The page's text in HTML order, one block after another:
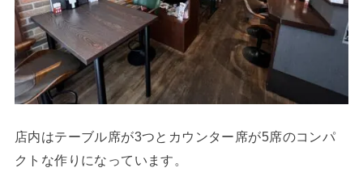
店内はテーブル席が3つとカウンター席が5席のコンパ
クトな作りになっています。